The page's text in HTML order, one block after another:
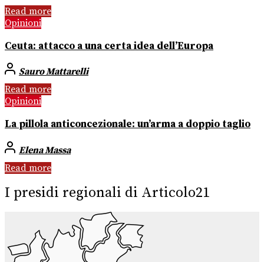
Read more
Opinioni
Ceuta: attacco a una certa idea dell’Europa
Sauro Mattarelli
Read more
Opinioni
La pillola anticoncezionale: un’arma a doppio taglio
Elena Massa
Read more
I presidi regionali di Articolo21